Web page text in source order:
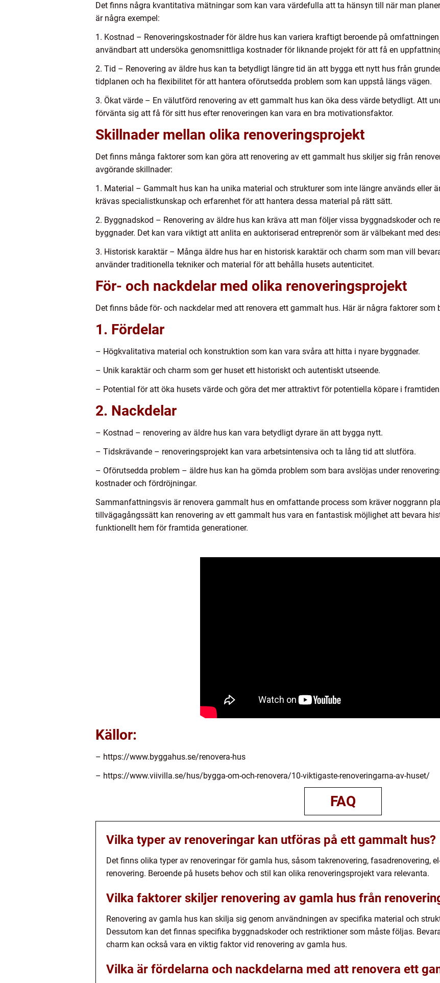
Det finns några kvantitativa mätningar som kan vara värdefulla att ta hänsyn till när man
är några exempel:
1. Kostnad – Renoveringskostnader för äldre hus kan variera kraftigt beroende på
användbart att undersöka genomsnittliga kostnader för liknande projekt för att få en
2. Tid – Renovering av äldre hus kan ta betydligt längre tid än att bygga ett nytt hus från
tidplanen och ha flexibilitet för att hantera oförutsedda problem som kan uppstå längs vägen.
3. Ökat värde – En välutförd renovering av ett gammalt hus kan öka dess värde betydligt. Att
förvänta sig att få för sitt hus efter renoveringen kan vara en bra motivationsfaktor.
Skillnader mellan olika renoveringsprojekt
Det finns många faktorer som kan göra att renovering av ett gammalt hus skiljer sig från
avgörande skillnader:
1. Material – Gammalt hus kan ha unika material och strukturer som inte längre används eller
krävas specialistkunskap och erfarenhet för att hantera dessa material på rätt sätt.
2. Byggnadskod – Renovering av äldre hus kan kräva att man följer vissa byggnadskoder och
byggnader. Det kan vara viktigt att anlita en auktoriserad entreprenör som är välbekant med
3. Historisk karaktär – Många äldre hus har en historisk karaktär och charm som man vill
använder traditionella tekniker och material för att behålla husets autenticitet.
För- och nackdelar med olika renoveringsprojekt
Det finns både för- och nackdelar med att renovera ett gammalt hus. Här är några faktorer som
1. Fördelar
– Högkvalitativa material och konstruktion som kan vara svåra att hitta i nyare byggnader.
– Unik karaktär och charm som ger huset ett historiskt och autentiskt utseende.
– Potential för att öka husets värde och göra det mer attraktivt för potentiella köpare i
2. Nackdelar
– Kostnad – renovering av äldre hus kan vara betydligt dyrare än att bygga nytt.
– Tidskrävande – renoveringsprojekt kan vara arbetsintensiva och ta lång tid att slutföra.
– Oförutsedda problem – äldre hus kan ha gömda problem som bara avslöjas under
kostnader och fördröjningar.
Sammanfattningsvis är renovera gammalt hus en omfattande process som kräver noggrann
tillvägagångssätt kan renovering av ett gammalt hus vara en fantastisk möjlighet att bevara
funktionellt hem för framtida generationer.
Källor:
– https://www.byggahus.se/renovera-hus
– https://www.viivilla.se/hus/bygga-om-och-renovera/10-viktigaste-renoveringarna-av-huset/
FAQ
Vilka typer av renoveringar kan utföras på ett gammalt hus?
Det finns olika typer av renoveringar för gamla hus, såsom takrenovering, fasadrenovering,
renovering. Beroende på husets behov och stil kan olika renoveringsprojekt vara relevanta.
Vilka faktorer skiljer renovering av gamla hus från
Renovering av gamla hus kan skilja sig genom användningen av specifika material och
Dessutom kan det finnas specifika byggnadskoder och restriktioner som måste följas.
charm kan också vara en viktig faktor vid renovering av gamla hus.
Vilka är fördelarna och nackdelarna med att renovera ett